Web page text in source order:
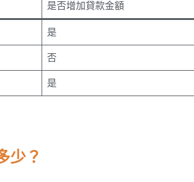
是否增加貸款金額
是
否
是
少？